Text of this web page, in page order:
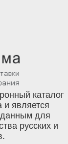
каталог
и является
для
русских и